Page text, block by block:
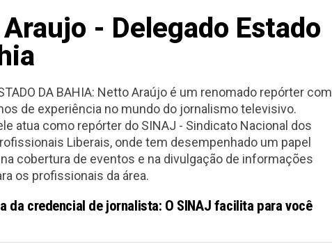
- Delegado Estado
DA BAHIA: Netto Araújo é um renomado repórter com
de experiência no mundo do jornalismo televisivo.
atua como repórter do SINAJ - Sindicato Nacional dos
Liberais, onde tem desempenhado um papel
cobertura de eventos e na divulgação de informações
os profissionais da área.
da credencial de jornalista: O SINAJ facilita para você